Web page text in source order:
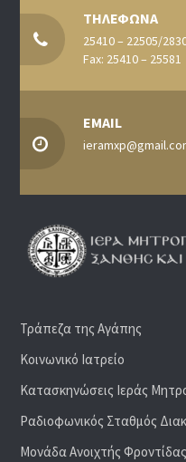
ΤΗΛΕΦΩΝΑ
25410 – 22505/
Fax: 25410 – 25581
EMAIL
Τράπεζα της Αγάπης
Κοινωνικό Ιατρείο
Κατασκηνώσεις Ιεράς
Ραδιoφωνικός Σταθμός
Μονάδα Ανοιχτής